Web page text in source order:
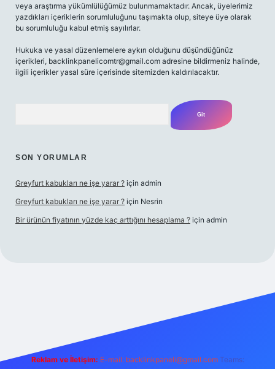
veya araştırma yükümlülüğümüz bulunmamaktadır. Ancak, üyelerimiz
yazdıkları içeriklerin sorumluluğunu taşımakta olup, siteye üye olarak
bu sorumluluğu kabul etmiş sayılırlar.
Hukuka ve yasal düzenlemelere aykırı olduğunu düşündüğünüz
içerikleri, backlinkpanelicomtr@gmail.com adresine bildirmeniz halinde,
ilgili içerikler yasal süre içerisinde sitemizden kaldırılacaktır.
SON YORUMLAR
Greyfurt kabukları ne işe yarar ? için admin
Greyfurt kabukları ne işe yarar ? için Nesrin
Bir ürünün fiyatının yüzde kaç arttığını hesaplama ? için admin
m elexbet
Reklam ve İletişim: E-mail: backlinkpaneli@gmail.com Teams: